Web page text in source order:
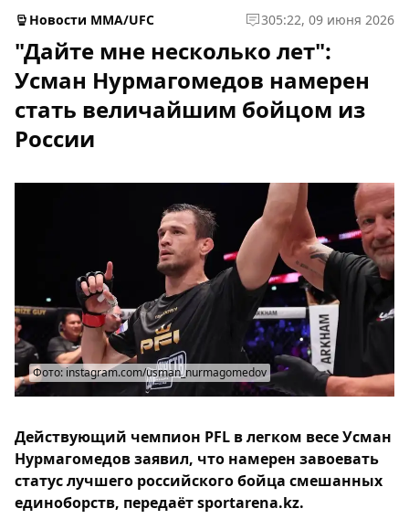
Новости MMA/UFC 305:22, 09 июня 2026
"Дайте мне несколько лет":
Усман Нурмагомедов намерен
стать величайшим бойцом из
России
Фото: instagram.com/usman_nurmagomedov
Действующий чемпион PFL в легком весе Усман
Нурмагомедов заявил, что намерен завоевать
статус лучшего российского бойца смешанных
единоборств, передаёт sportarena.kz.